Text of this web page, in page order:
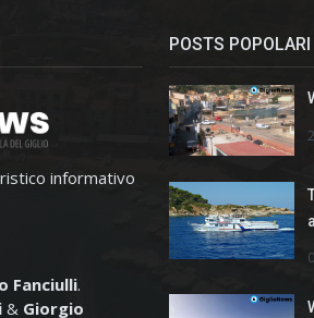
informativo
Fanciulli.
& Giorgio
POSTS POPOLARI